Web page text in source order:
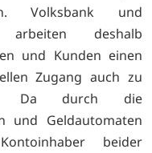
Volksbank und
arbeiten deshalb
und Kunden einen
Zugang auch zu
Da durch die
und Geldautomaten
beider